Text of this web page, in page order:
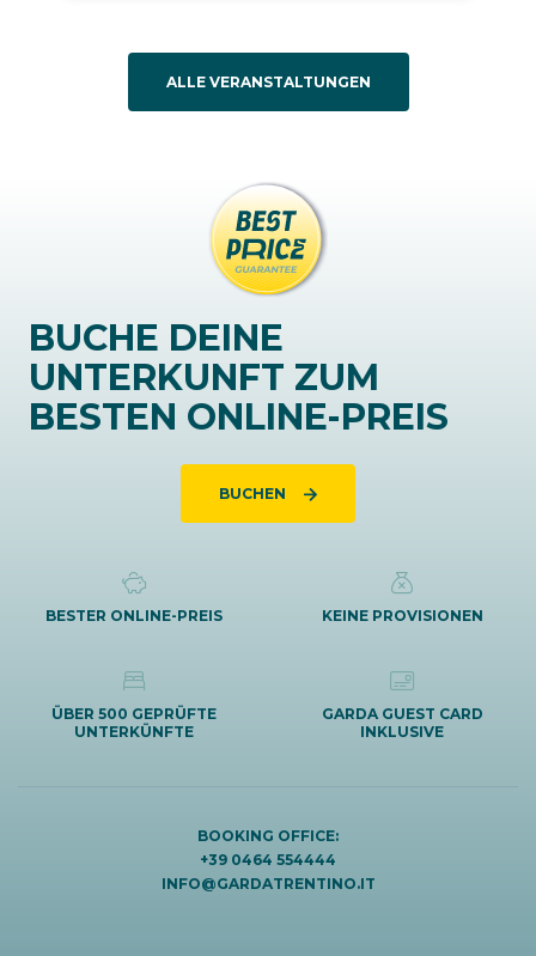
ALLE VERANSTALTUNGEN
BUCHE DEINE
UNTERKUNFT ZUM
BESTEN ONLINE-PREIS
BUCHEN
BESTER ONLINE-PREIS KEINE PROVISIONEN
ÜBER 500 GEPRÜFTE
UNTERKÜNFTE
GARDA GUEST CARD
INKLUSIVE
BOOKING OFFICE:
+39 0464 554444
INFO@GARDATRENTINO.IT